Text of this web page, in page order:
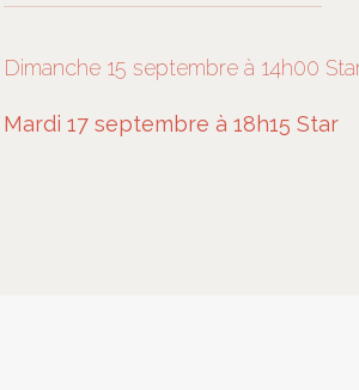
Dimanche 15 septembre à 14h00
Mardi 17 septembre à 18h15 Star